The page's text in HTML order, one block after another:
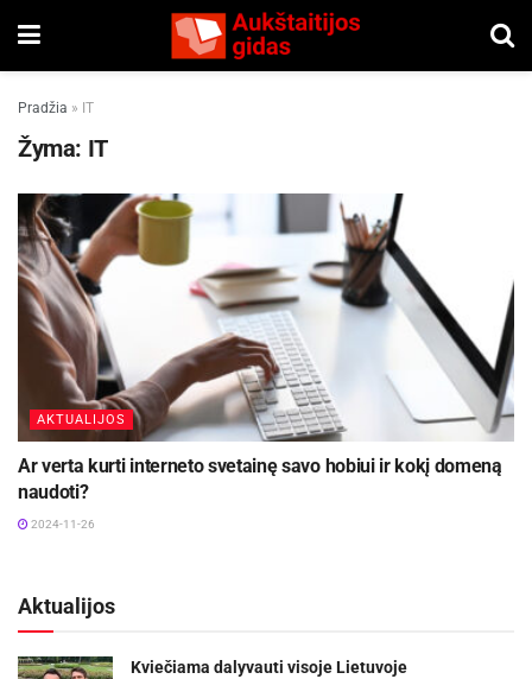
Pradžia » IT
Žyma: IT
AKTUALIJOS
Ar verta kurti interneto svetainę savo hobiui ir kokį domeną
naudoti?
2024-11-26
Aktualijos
Kviečiama dalyvauti visoje Lietuvoje